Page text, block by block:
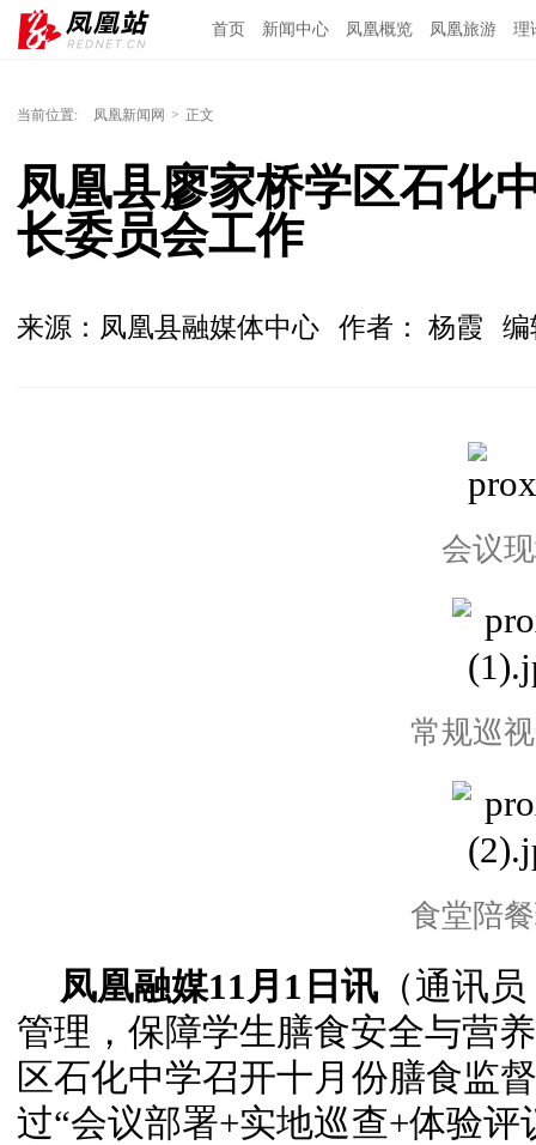
首页 新闻中心 凤凰概览 凤凰旅游 理
当前位置: 凤凰新闻网 > 正文
凤凰县廖家桥学区石化
长委员会工作
来源：凤凰县融媒体中心 作者： 杨霞
会议
常规巡
食堂陪
凤凰融媒11月1日讯（通讯
管理，保障学生膳食安全与营
区石化中学召开十月份膳食监
过“会议部署+实地巡查+体验